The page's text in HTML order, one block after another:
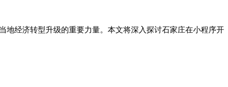
地经济转型升级的重要力量。本文将深入探讨石家庄在小程序开